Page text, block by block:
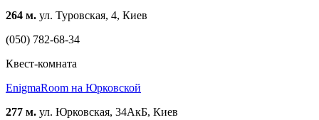
264 м. ул. Туровская, 4, Киев
(050) 782-68-34
Квест-комната
EnigmaRoom на Юрковской
277 м. ул. Юрковская, 34АкБ, Киев